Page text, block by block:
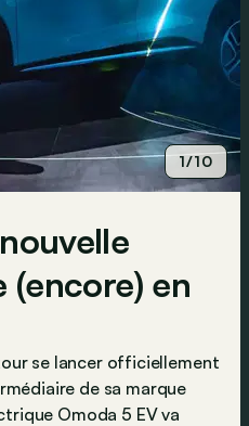
1/10
(encore) en
se lancer officiellement
de sa marque
Omoda 5 EV va